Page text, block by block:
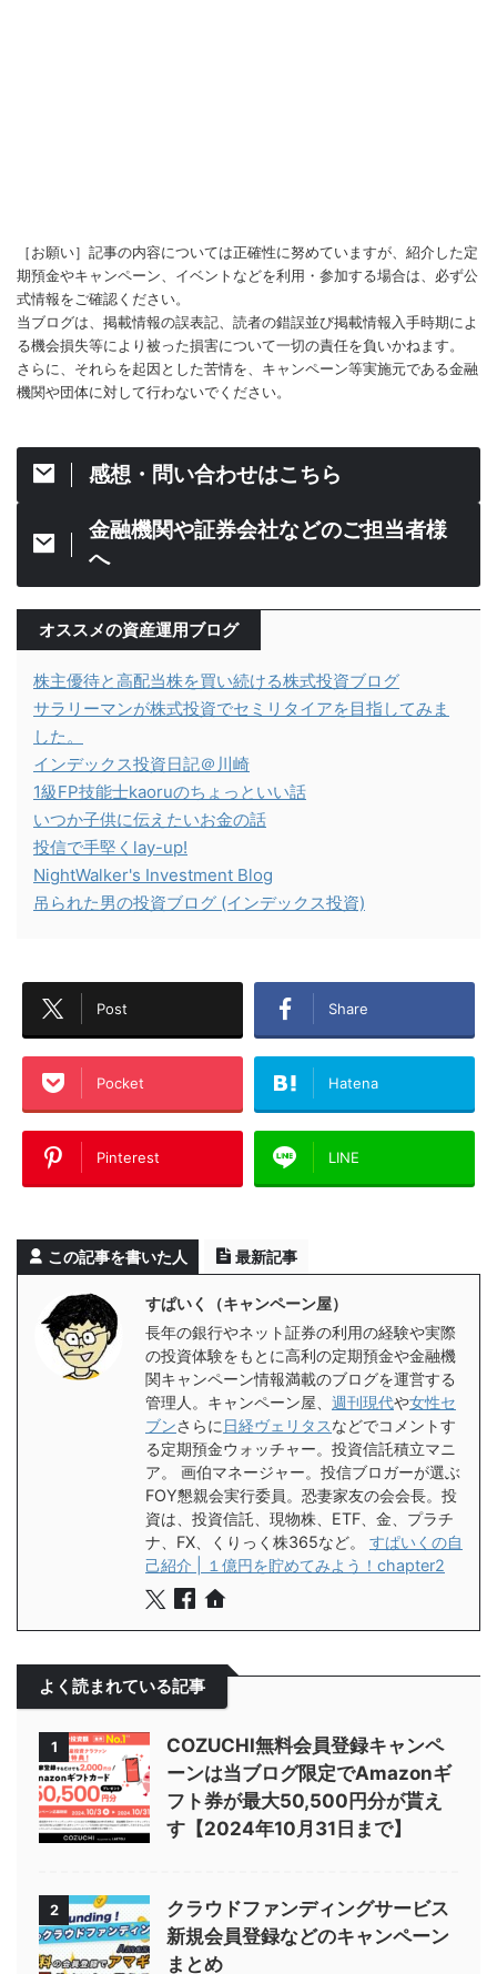
［お願い］記事の内容については正確性に努めていますが、紹介した定
期預金やキャンペーン、イベントなどを利用・参加する場合は、必ず公
式情報をご確認ください。
当ブログは、掲載情報の誤表記、読者の錯誤並び掲載情報入手時期によ
る機会損失等により被った損害について一切の責任を負いかねます。
さらに、それらを起因とした苦情を、キャンペーン等実施元である金融
機関や団体に対して行わないでください。
感想・問い合わせはこちら
金融機関や証券会社などのご担当者様
へ
オススメの資産運用ブログ
株主優待と高配当株を買い続ける株式投資ブログ
サラリーマンが株式投資でセミリタイアを目指してみま
した。
インデックス投資日記＠川崎
1級FP技能士kaoruのちょっといい話
いつか子供に伝えたいお金の話
投信で手堅くlay-up!
NightWalker's Investment Blog
吊られた男の投資ブログ (インデックス投資)
Post Share
Pocket Hatena
Pinterest LINE
この記事を書いた人 最新記事
すぱいく（キャンペーン屋）
長年の銀行やネット証券の利用の経験や実際
の投資体験をもとに高利の定期預金や金融機
関キャンペーン情報満載のブログを運営する
管理人。キャンペーン屋、 週刊現代や女性セ
ブンさらに 日経ヴェリタスなどでコメントす
る定期預金ウォッチャー。投資信託積立マニ
ア。 画伯マネージャー。投信ブロガーが選ぶ
FOY懇親会実行委員。恐妻家友の会会長。投
資は、投資信託、現物株、ETF、金、プラチ
ナ、FX、くりっく株365など。 すぱいくの自
己紹介 | １億円を貯めてみよう！chapter2
よく読まれている記事
1
COZUCHI無料会員登録キャンペ
ーンは当ブログ限定でAmazonギ
フト券が最大50,500円分が貰え
す【2024年10月31日まで】
2
クラウドファンディングサービス
新規会員登録などのキャンペーン
まとめ